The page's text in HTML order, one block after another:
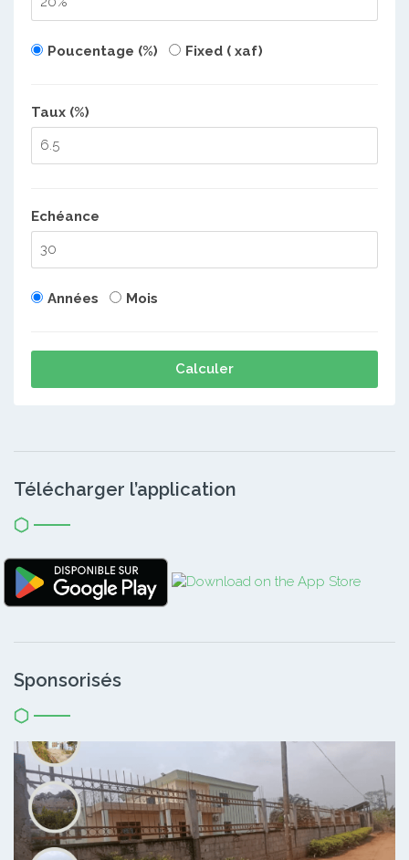
Poucentage (%) Fixed ( xaf)
Taux (%)
Echéance
Années Mois
Calculer
Télécharger l’application
Sponsorisés